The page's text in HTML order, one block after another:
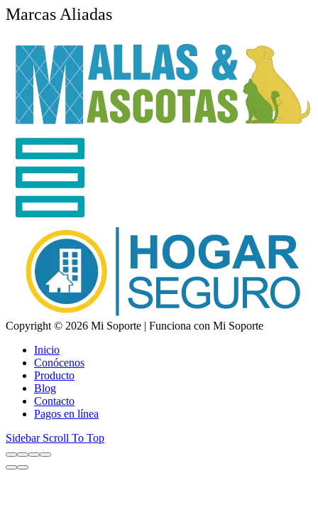
Marcas Aliadas
Copyright © 2026 Mi Soporte | Funciona con Mi Soporte
Inicio
Conócenos
Producto
Blog
Contacto
Pagos en línea
Sidebar Scroll To Top